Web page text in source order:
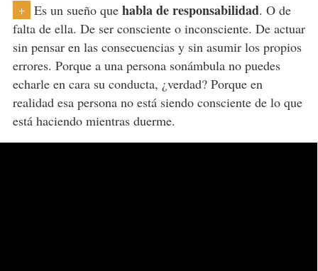
+ Es un sueño que habla de responsabilidad. O de
falta de ella. De ser consciente o inconsciente. De actuar
sin pensar en las consecuencias y sin asumir los propios
errores. Porque a una persona sonámbula no puedes
echarle en cara su conducta, ¿verdad? Porque en
realidad esa persona no está siendo consciente de lo que
está haciendo mientras duerme.